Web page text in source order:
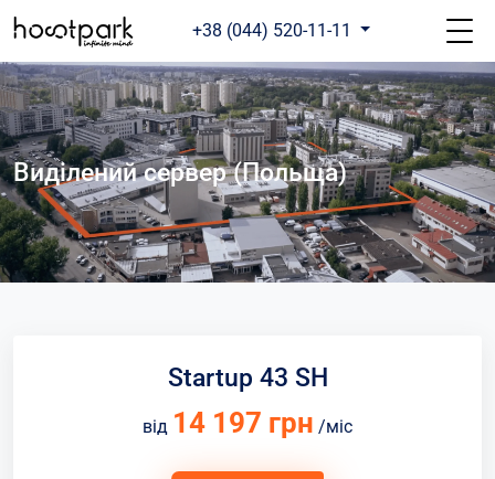
+38 (044) 520-11-11
Виділений сервер (Польща)
Startup 43 SH
від 14 197 грн /міс